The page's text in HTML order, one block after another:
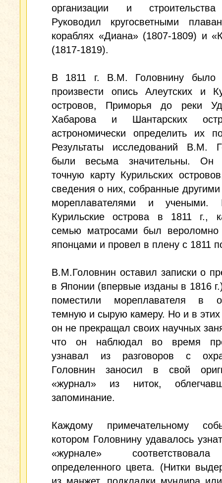
организации и
Руководил кругосветными
кораблях «Диана» (1807-1809) и
(1817-1819).
В 1811 г. В.М. Головнину было
произвести опись Алеутских и
островов, Приморья до реки
Хабарова и Шантарских
астрономически определить их
Результаты исследований В.М.
были весьма значительны. Он
точную карту Курильских
сведения о них, собранные другими
мореплавателями и учеными.
Курильские острова в 1811 г.,
семью матросами был вероломно
японцами и провел в плену с 1811
В.М.Головнин оставил записки о
в Японии (впервые изданы в 1816
поместили мореплавателя в
темную и сырую камеру. Но и в этих
он не прекращал своих научных
что он наблюдал во время
узнавал из разговоров с
Головнин заносил в свой
«журнал» из ниток,
запоминание.
Каждому примечательному
котором Головнину удавалось
«журнале»
определенного цвета. (Нитки